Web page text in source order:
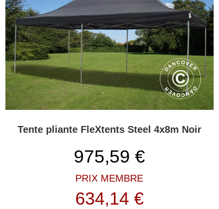
Tente pliante FleXtents Steel 4x8m Noir
975,59 €
PRIX MEMBRE
634,14 €